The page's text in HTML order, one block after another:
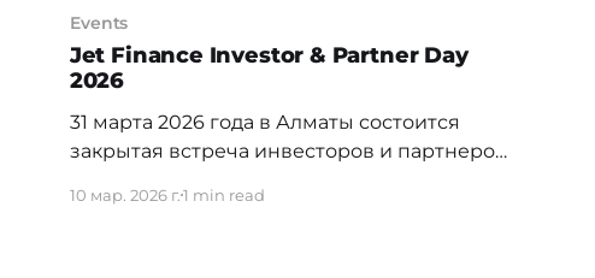
Events
Jet Finance Investor & Partner Day
2026
31 марта 2026 года в Алматы состоится
закрытая встреча инвесторов и партнеров
Дата: 31 марта 2026 Время: 14:00–17:00
10 мар. 2026 г.1 min read